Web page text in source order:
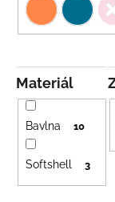
Materiál
Bavlna 10
Softshell 3